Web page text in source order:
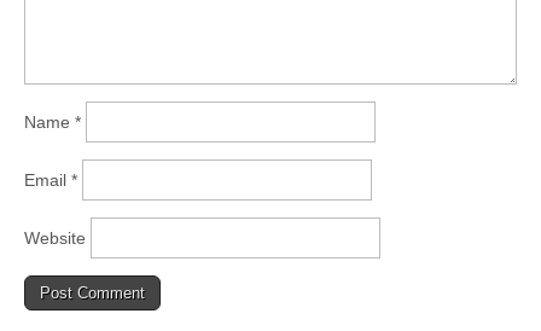
Name *
Email *
Website